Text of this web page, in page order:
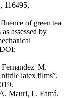
116495,
of green tea
assessed by
M.
latex films”.
Mauri, L. Famá.